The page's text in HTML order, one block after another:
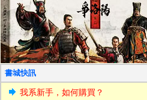
書城快訊
我系新手，如何購買？